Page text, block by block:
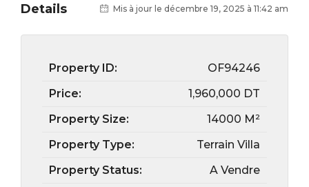
Details Mis à jour le décembre 19, 2025 à 11:42 am
Property ID:
OF94246
Price:
1,960,000 DT
Property Size:
14000 M²
Property Type:
Terrain Villa
Property Status:
A Vendre